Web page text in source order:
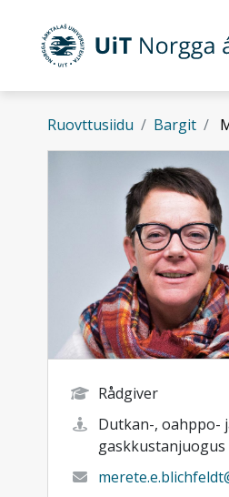
Gå til hovedinnhold
Ruovttusiidu Bargit
Rådgiver
Dutkan-, oahppo-
gaskkustanjuogus